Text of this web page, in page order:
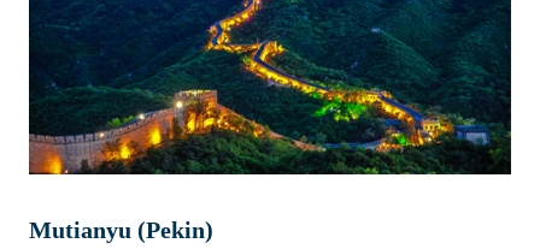
Mutianyu (Pekin)